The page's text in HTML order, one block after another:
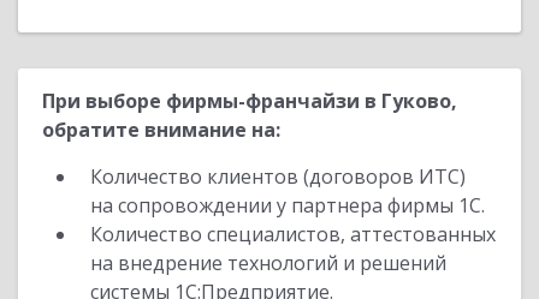
При выборе фирмы-франчайзи в Гуково,
обратите внимание на:
Количество клиентов (договоров ИТС)
на сопровождении у партнера фирмы 1С.
Количество специалистов, аттестованных
на внедрение технологий и решений
системы 1С:Предприятие.